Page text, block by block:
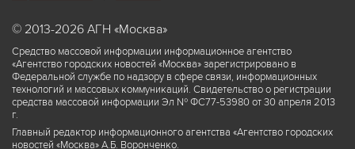
© 2013-2026 АГН «Москва»
Средство массовой информации информационное агентство
«Агентство городских новостей «Москва» зарегистрировано в
Федеральной службе по надзору в сфере связи, информационных
технологий и массовых коммуникаций. Свидетельство о регистрации
средства массовой информации Эл № ФС77-53980 от 30 апреля 2013
г.
Главный редактор информационного агентства «Агентство городских
новостей «Москва» А.Б. Воронченко.